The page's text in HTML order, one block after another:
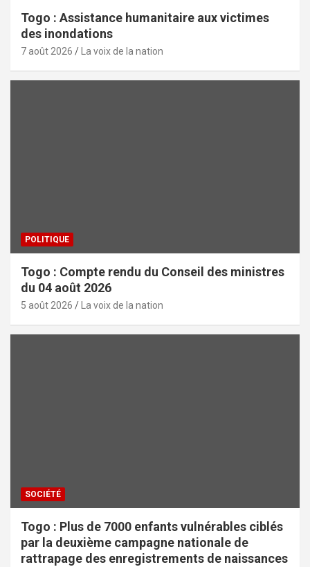
Togo : Assistance humanitaire aux victimes
des inondations
7 août 2026 La voix de la nation
POLITIQUE
Togo : Compte rendu du Conseil des ministres
du 04 août 2026
5 août 2026 La voix de la nation
SOCIÉTÉ
Togo : Plus de 7000 enfants vulnérables ciblés
par la deuxième campagne nationale de
rattrapage des enregistrements de naissances